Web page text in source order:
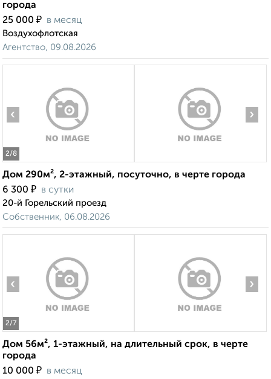
города
25 000 ₽ в месяц
Воздухофлотская
Агентство, 09.08.2026
2/8
‹ ›
Дом 290м², 2-этажный, посуточно, в черте города
6 300 ₽ в сутки
20-й Горельский проезд
Собственник, 06.08.2026
2/7
‹ ›
Дом 56м², 1-этажный, на длительный срок, в черте
города
10 000 ₽ в месяц